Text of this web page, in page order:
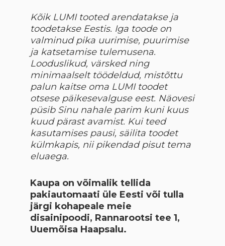
Kõik LUMI tooted arendatakse ja
toodetakse Eestis. Iga toode on
valminud pika uurimise, puurimise
ja katsetamise tulemusena.
Looduslikud, värsked ning
minimaalselt töödeldud, mistõttu
palun kaitse oma LUMI toodet
otsese päikesevalguse eest. Näovesi
püsib Sinu nahale parim kuni kuus
kuud pärast avamist. Kui teed
kasutamises pausi, säilita toodet
külmkapis, nii pikendad pisut tema
eluaega.
Kaupa on võimalik tellida
pakiautomaati üle Eesti või tulla
järgi kohapeale meie
disainipoodi, Rannarootsi tee 1,
Uuemõisa Haapsalu.